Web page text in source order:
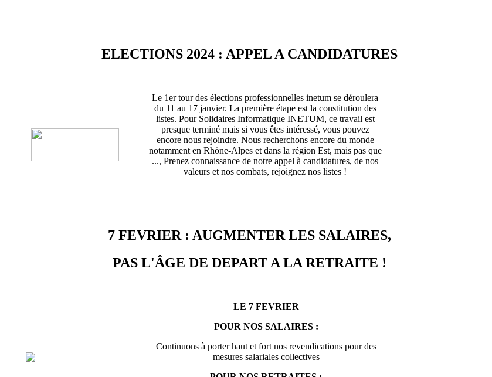
ELECTIONS 2024 : APPEL A CANDIDATURES
Le 1er tour des élections professionnelles inetum se déroulera
du 11 au 17 janvier. La première étape est la constitution des
listes. Pour Solidaires Informatique INETUM, ce travail est
presque terminé mais si vous êtes intéressé, vous pouvez
encore nous rejoindre. Nous recherchons encore du monde
notamment en Rhône-Alpes et dans la région Est, mais pas que
..., Prenez connaissance de notre appel à candidatures, de nos
valeurs et nos combats, rejoignez nos listes !
7 FEVRIER : AUGMENTER LES SALAIRES,
PAS L'ÂGE DE DEPART A LA RETRAITE !
LE 7 FEVRIER
POUR NOS SALAIRES :
Continuons à porter haut et fort nos revendications pour des
mesures salariales collectives